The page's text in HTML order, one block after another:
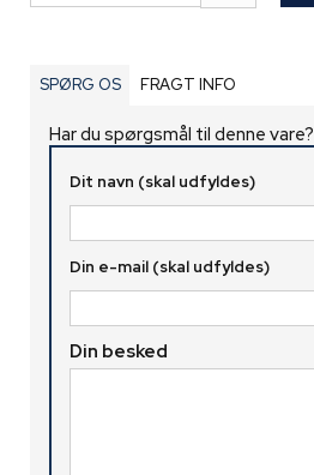
SPØRG OS FRAGT INFO
Har du spørgsmål til denne vare?
Dit navn (skal udfyldes)
Din e-mail (skal udfyldes)
Din besked